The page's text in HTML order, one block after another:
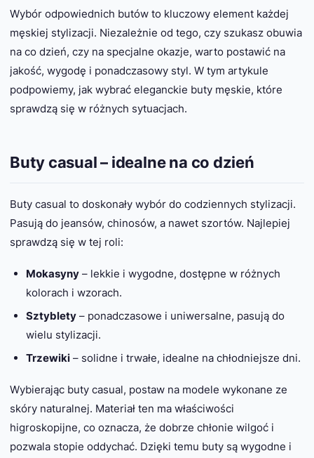
Wybór odpowiednich butów to kluczowy element każdej
męskiej stylizacji. Niezależnie od tego, czy szukasz obuwia
na co dzień, czy na specjalne okazje, warto postawić na
jakość, wygodę i ponadczasowy styl. W tym artykule
podpowiemy, jak wybrać eleganckie buty męskie, które
sprawdzą się w różnych sytuacjach.
Buty casual – idealne na co dzień
Buty casual to doskonały wybór do codziennych stylizacji.
Pasują do jeansów, chinosów, a nawet szortów. Najlepiej
sprawdzą się w tej roli:
Mokasyny– lekkie i wygodne, dostępne w różnych
kolorach i wzorach.
Sztyblety– ponadczasowe i uniwersalne, pasują do
wielu stylizacji.
Trzewiki– solidne i trwałe, idealne na chłodniejsze dni.
Wybierając buty casual, postaw na modele wykonane ze
skóry naturalnej. Materiał ten ma właściwości
higroskopijne, co oznacza, że dobrze chłonie wilgoć i
pozwala stopie oddychać. Dzięki temu buty są wygodne i